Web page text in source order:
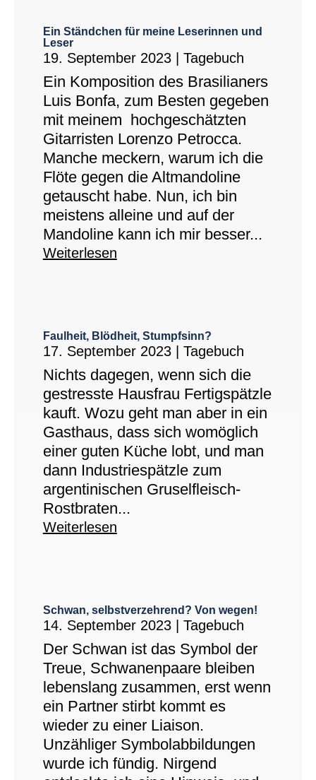
Ein Ständchen für meine Leserinnen und
Leser
19. September 2023| Tagebuch
Ein Komposition des Brasilianers
Luis Bonfa, zum Besten gegeben
mit meinem hochgeschätzten
Gitarristen Lorenzo Petrocca.
Manche meckern, warum ich die
Flöte gegen die Altmandoline
getauscht habe. Nun, ich bin
meistens alleine und auf der
Mandoline kann ich mir besser...
Weiterlesen
Faulheit, Blödheit, Stumpfsinn?
17. September 2023| Tagebuch
Nichts dagegen, wenn sich die
gestresste Hausfrau Fertigspätzle
kauft. Wozu geht man aber in ein
Gasthaus, dass sich womöglich
einer guten Küche lobt, und man
dann Industriespätzle zum
argentinischen Gruselfleisch-
Rostbraten...
Weiterlesen
Schwan, selbstverzehrend? Von wegen!
14. September 2023| Tagebuch
Der Schwan ist das Symbol der
Treue, Schwanenpaare bleiben
lebenslang zusammen, erst wenn
ein Partner stirbt kommt es
wieder zu einer Liaison.
Unzähliger Symbolabbildungen
wurde ich fündig. Nirgend